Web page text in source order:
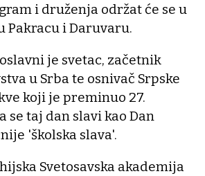
i druženja održat će se u
Pakracu i Daruvaru.
je svetac, začetnik
u Srba te osnivač Srpske
koji je preminuo 27.
se taj dan slavi kao Dan
'školska slava'.
Svetosavska akademija